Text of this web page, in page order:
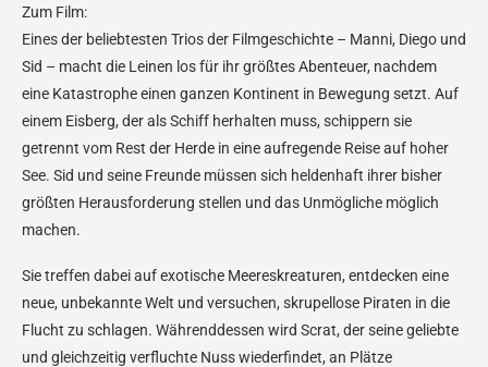
Zum Film:
Eines der beliebtesten Trios der Filmgeschichte – Manni, Diego und
Sid – macht die Leinen los für ihr größtes Abenteuer, nachdem
eine Katastrophe einen ganzen Kontinent in Bewegung setzt. Auf
einem Eisberg, der als Schiff herhalten muss, schippern sie
getrennt vom Rest der Herde in eine aufregende Reise auf hoher
See. Sid und seine Freunde müssen sich heldenhaft ihrer bisher
größten Herausforderung stellen und das Unmögliche möglich
machen.
Sie treffen dabei auf exotische Meereskreaturen, entdecken eine
neue, unbekannte Welt und versuchen, skrupellose Piraten in die
Flucht zu schlagen. Währenddessen wird Scrat, der seine geliebte
und gleichzeitig verfluchte Nuss wiederfindet, an Plätze